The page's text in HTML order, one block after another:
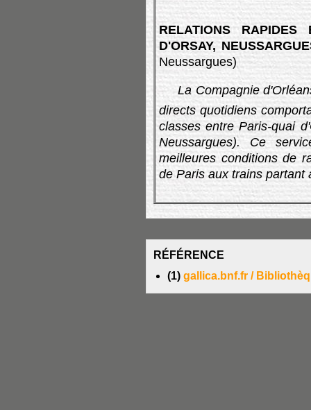
RELATIONS RAPIDES
D'ORSAY,
Neussargues)
La Compagnie
directs quotidiens
classes entre Paris-quai
Neussargues). Ce
meilleures conditions de
de Paris aux trains partant
RÉFÉRENCE
(1) gallica.bnf.fr /